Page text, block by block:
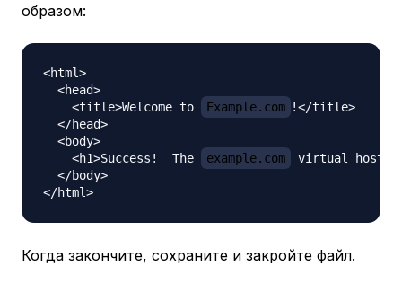
образом:
<html>
  <head>
    <title>Welcome to
Example.com !</title>
  </head>
  <body>
    <h1>Success!  The
example.com
virtual host is
  </body>
Когда закончите, сохраните и закройте файл.